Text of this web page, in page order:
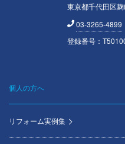
東京都千代田区
03-3265-4899
登録番号：
Footer
menu
個人の方へ
リフォーム実例集